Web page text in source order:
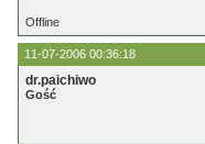
Offline
11-07-2006 00:36:18
dr.paichiwo
Gość